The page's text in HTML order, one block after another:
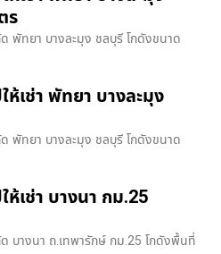
ร
ด พัทยา บางละมุง ชลบุรี โกดังขนาด
ห้เช่า พัทยา บางละมุง
ด พัทยา บางละมุง ชลบุรี โกดังขนาด
ห้เช่า บางนา กม.25
ด บางนา​ ถ.เทพารักษ์ กม.25 โกดังพื้นที่